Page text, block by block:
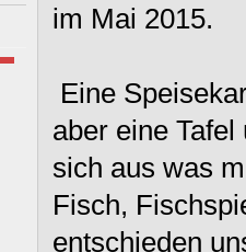
im Mai 2015.
Eine
aber eine
sich aus was
Fisch,
entschieden